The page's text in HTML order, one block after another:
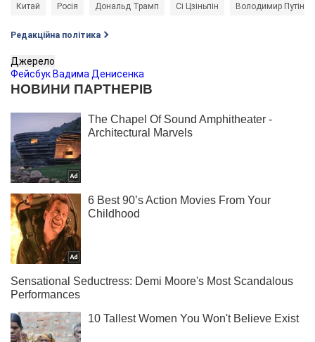
Китай Росія Дональд Трамп Сі Цзіньпін Володимир Путін
Редакційна політика
Джерело
Фейсбук Вадима Денисенка